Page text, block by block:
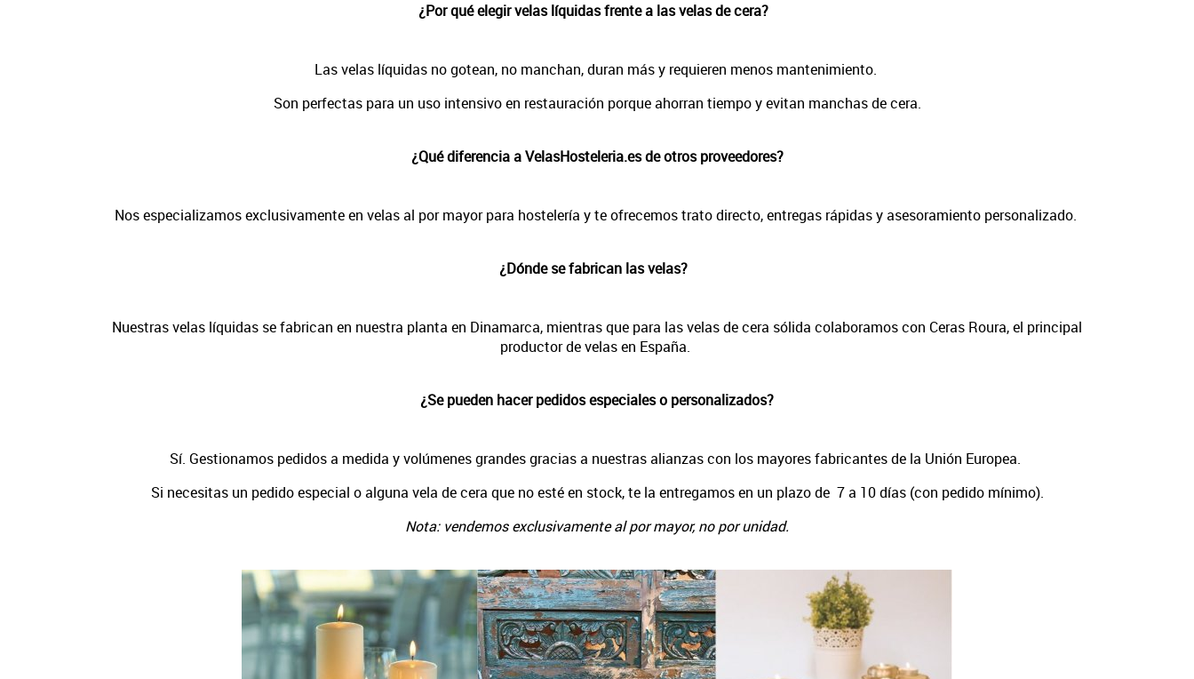
¿Por qué elegir velas líquidas frente a las velas de cera?
Las velas líquidas no gotean, no manchan, duran más y requieren menos mantenimiento.
Son perfectas para un uso intensivo en restauración porque ahorran tiempo y evitan manchas de cera.
¿Qué diferencia a VelasHosteleria.es de otros proveedores?
Nos especializamos exclusivamente en velas al por mayor para hostelería y te ofrecemos trato directo, entregas rápidas y asesoramiento personalizado.
¿Dónde se fabrican las velas?
Nuestras velas líquidas se fabrican en nuestra planta en Dinamarca, mientras que para las velas de cera sólida colaboramos con Ceras Roura, el principal
productor de velas en España.
¿Se pueden hacer pedidos especiales o personalizados?
Sí. Gestionamos pedidos a medida y volúmenes grandes gracias a nuestras alianzas con los mayores fabricantes de la Unión Europea.
Si necesitas un pedido especial o alguna vela de cera que no esté en stock, te la entregamos en un plazo de 7 a 10 días (con pedido mínimo).
Nota: vendemos exclusivamente al por mayor, no por unidad.